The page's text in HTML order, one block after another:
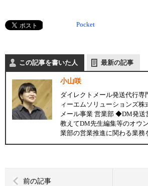
Pocket
この記事を書いた人 最新の記事
小山咲
ダイレクトメール発送代行専
ィーエムソリューションズ
メール事業 営業部 ◆DM発
教えてDM先生編集等のオウ
業部の営業推進に関わる業務
前の記事